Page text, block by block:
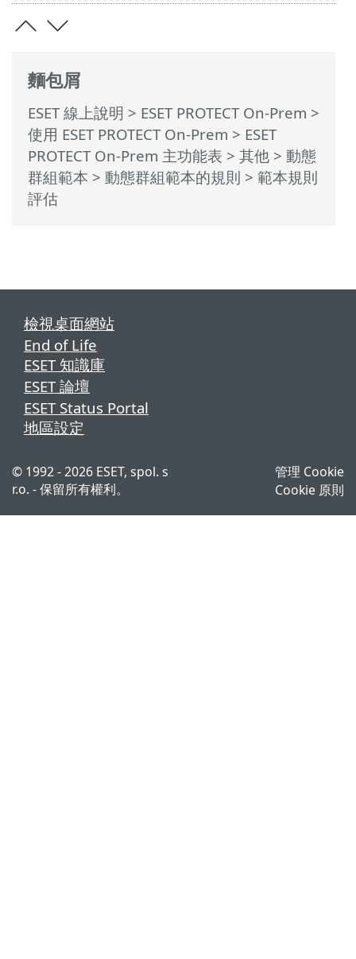
麵包屑
ESET 線上說明 > ESET PROTECT On-Prem >
使用 ESET PROTECT On-Prem > ESET
PROTECT On-Prem 主功能表 > 其他 > 動態
群組範本 > 動態群組範本的規則 > 範本規則
評估
檢視桌面網站
End of Life
ESET 知識庫
ESET 論壇
ESET Status Portal
地區設定
© 1992 - 2026 ESET, spol. s
r.o. - 保留所有權利。
管理 Cookie
Cookie 原則